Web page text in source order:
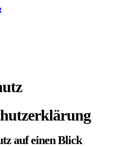
auf einen Blick